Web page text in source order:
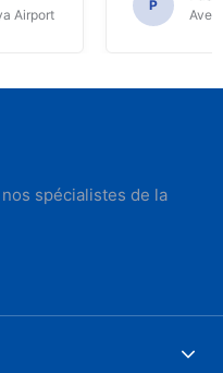
Airport
P
Avec
spécialistes de la